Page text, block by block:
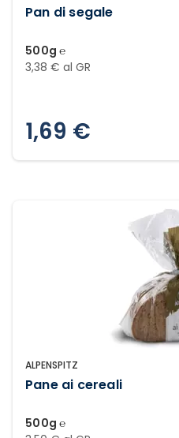
Pan di segale
500g ℮
3,38 € al GR
1,69 €
ALPENSPITZ
Pane ai cereali
500g ℮